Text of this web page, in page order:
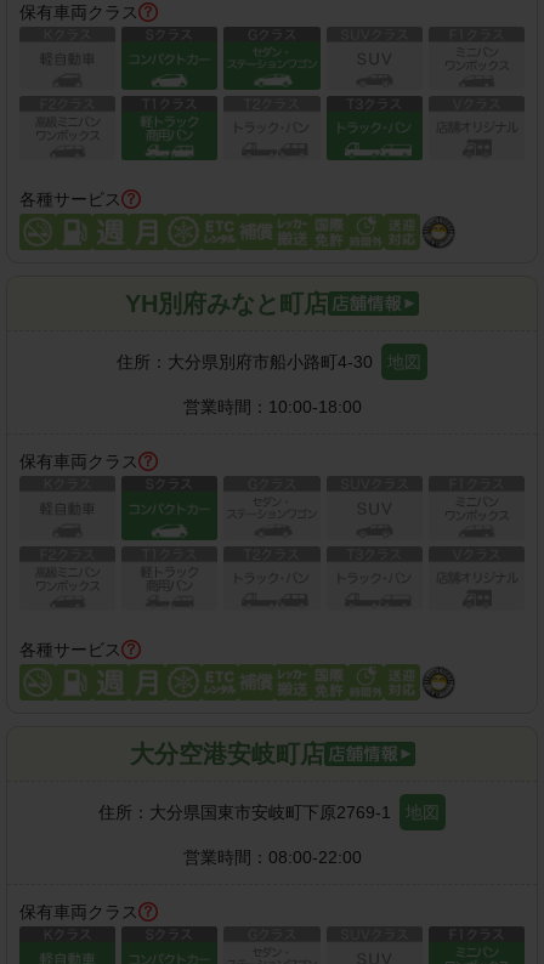
保有車両クラス
各種サービス
YH別府みなと町店
住所： 大分県別府市船小路町4-30 地図
営業時間： 10:00-18:00
保有車両クラス
各種サービス
大分空港安岐町店
住所： 大分県国東市安岐町下原2769-1 地図
営業時間： 08:00-22:00
保有車両クラス